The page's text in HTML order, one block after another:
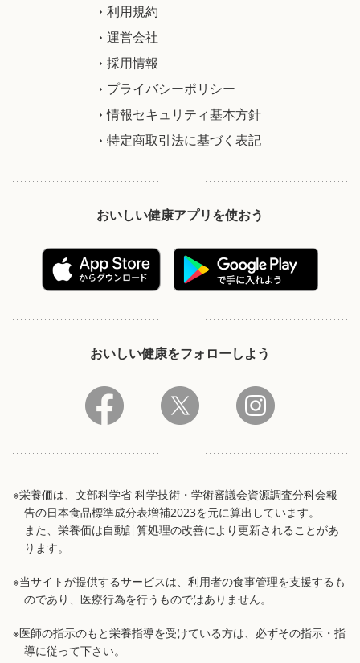
利用規約
運営会社
採用情報
プライバシーポリシー
情報セキュリティ基本方針
特定商取引法に基づく表記
おいしい健康アプリを使おう
おいしい健康をフォローしよう
※栄養価は、文部科学省 科学技術・学術審議会資源調査分科会報
告の日本食品標準成分表増補2023を元に算出しています。
また、栄養価は自動計算処理の改善により更新されることがあ
ります。
※当サイトが提供するサービスは、利用者の食事管理を支援するも
のであり、医療行為を行うものではありません。
※医師の指示のもと栄養指導を受けている方は、必ずその指示・指
導に従って下さい。